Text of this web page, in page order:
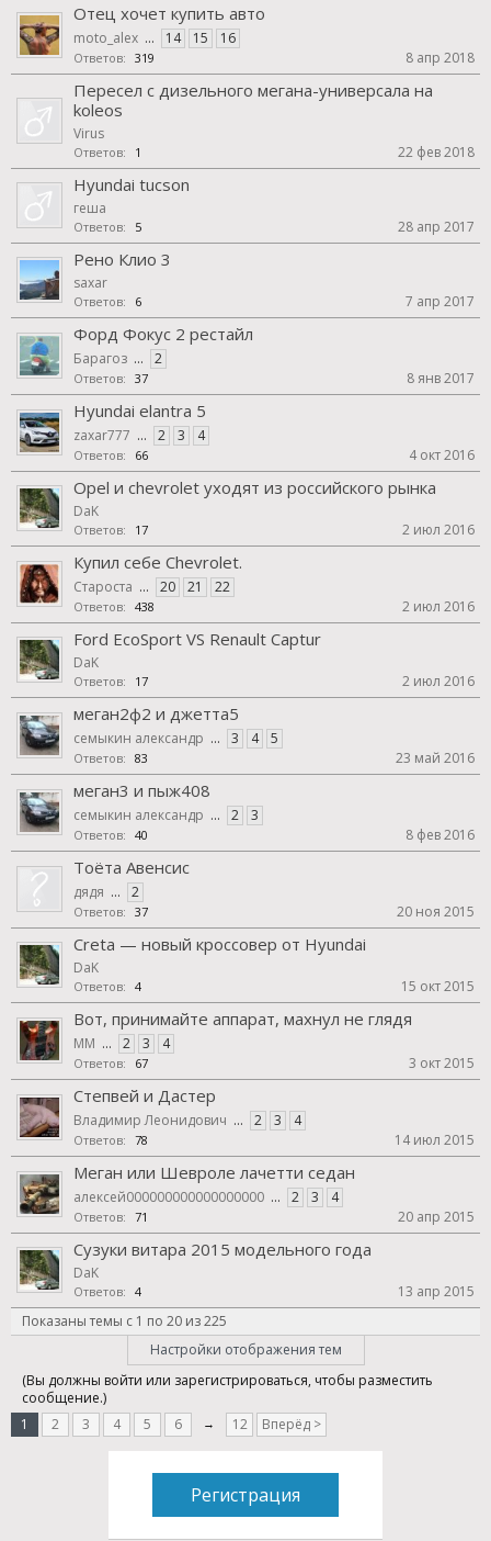
Отец хочет купить авто
moto_alex ... 14 15 16
Ответов: 319 8 апр 2018
Пересел с дизельного мегана-универсала на
koleos
Virus
Ответов: 1 22 фев 2018
Hyundai tucson
геша
Ответов: 5 28 апр 2017
Рено Клио 3
saxar
Ответов: 6 7 апр 2017
Форд Фокус 2 рестайл
Барагоз ... 2
Ответов: 37 8 янв 2017
Hyundai elantra 5
zaxar777 ... 2 3 4
Ответов: 66 4 окт 2016
Opel и chevrolet уходят из российского рынка
DaK
Ответов: 17 2 июл 2016
Купил себе Chevrolet.
Староста ... 20 21 22
Ответов: 438 2 июл 2016
Ford EcoSport VS Renault Captur
DaK
Ответов: 17 2 июл 2016
меган2ф2 и джетта5
семыкин александр ... 3 4 5
Ответов: 83 23 май 2016
меган3 и пыж408
семыкин александр ... 2 3
Ответов: 40 8 фев 2016
Тоёта Авенсис
дядя ... 2
Ответов: 37 20 ноя 2015
Creta — новый кроссовер от Hyundai
DaK
Ответов: 4 15 окт 2015
Вот, принимайте аппарат, махнул не глядя
MM ... 2 3 4
Ответов: 67 3 окт 2015
Степвей и Дастер
Владимир Леонидович ... 2 3 4
Ответов: 78 14 июл 2015
Меган или Шевроле лачетти седан
алексей000000000000000000 ... 2 3 4
Ответов: 71 20 апр 2015
Сузуки витара 2015 модельного года
DaK
Ответов: 4
13 апр 2015
Показаны темы с 1 по 20 из 225
Настройки отображения тем
(Вы должны войти или зарегистрироваться, чтобы разместить
сообщение.)
1
2 3 4 5 6 → 12 Вперёд >
Регистрация